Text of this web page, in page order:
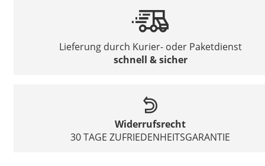
Lieferung durch Kurier- oder Paketdienst
schnell & sicher
Widerrufsrecht
30 TAGE ZUFRIEDENHEITSGARANTIE